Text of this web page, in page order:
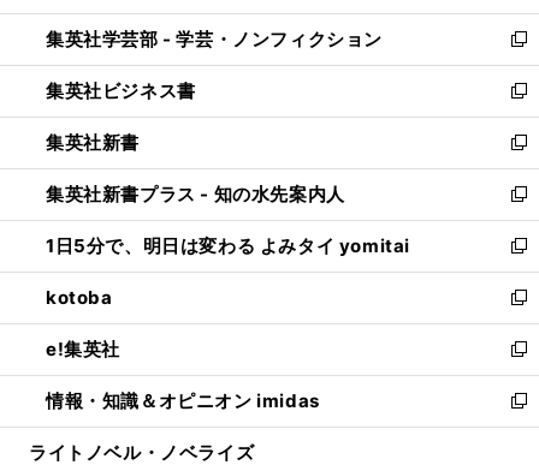
開
く
ウ
で
開
く
ン
ド
ウ
で
開
く
ウ
ィ
ン
ド
ウ
で
開
く
集英社学芸部 - 学芸・ノンフィクション
新
し
い
ウ
ィ
ン
ド
ウ
で
開
く
集英社ビジネス書
新
し
い
ウ
ィ
ン
ド
ウ
で
開
く
集英社新書
新
し
い
ウ
ィ
ン
ド
ウ
で
開
く
集英社新書プラス - 知の水先案内人
新
し
い
ウ
ィ
ン
ド
ウ
で
開
1日5分で、明日は変わる よみタイ yomitai
新
し
い
ウ
ィ
ン
ド
ウ
kotoba
新
し
い
ウ
ィ
ン
e!集英社
新
し
い
ウ
情報・知識＆オピニオン imidas
新
し
ライトノベル・ノベライズ